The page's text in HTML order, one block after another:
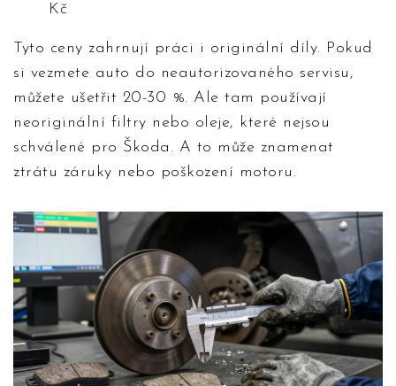
Kč
Tyto ceny zahrnují práci i originální díly. Pokud
si vezmete auto do neautorizovaného servisu,
můžete ušetřit 20-30 %. Ale tam používají
neoriginální filtry nebo oleje, které nejsou
schválené pro Škoda. A to může znamenat
ztrátu záruky nebo poškození motoru.